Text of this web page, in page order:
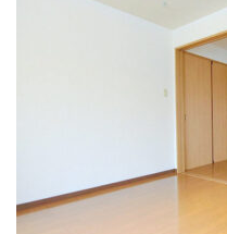
スタッフ紹介
退去連絡